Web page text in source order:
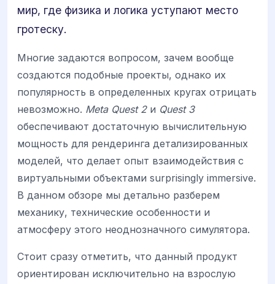
мир, где физика и логика уступают место
гротеску.
Многие задаются вопросом, зачем вообще
создаются подобные проекты, однако их
популярность в определенных кругах отрицать
невозможно. Meta Quest 2и Quest 3
обеспечивают достаточную вычислительную
мощность для рендеринга детализированных
моделей, что делает опыт взаимодействия с
виртуальными объектами surprisingly immersive.
В данном обзоре мы детально разберем
механику, технические особенности и
атмосферу этого неоднозначного симулятора.
Стоит сразу отметить, что данный продукт
ориентирован исключительно на взрослую